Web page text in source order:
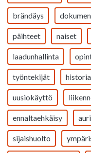
brändäys
päihteet naiset
laadunhallinta
työntekijät historia
uusiokäyttö
ennaltaehkäisy
sijaishuolto